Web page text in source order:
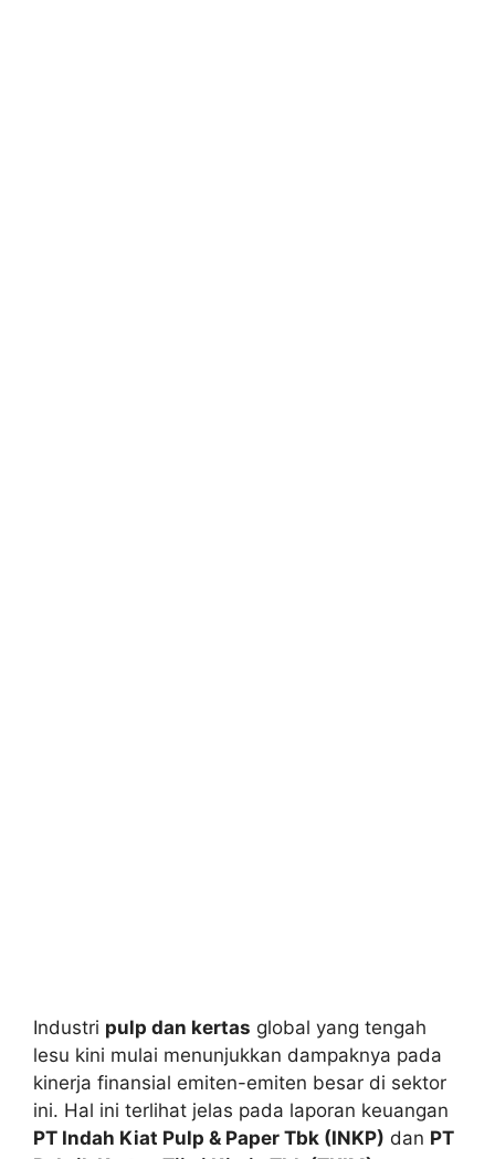
Industri pulp dan kertas global yang tengah
lesu kini mulai menunjukkan dampaknya pada
kinerja finansial emiten-emiten besar di sektor
ini. Hal ini terlihat jelas pada laporan keuangan
PT Indah Kiat Pulp & Paper Tbk (INKP) dan PT